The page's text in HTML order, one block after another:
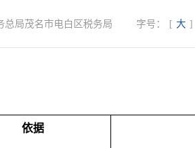
总局茂名市电白区税务局 字号： [ 大 ]
依据